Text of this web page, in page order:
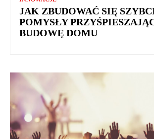
JAK ZBUDOWAĆ SIĘ
POMYSŁY
BUDOWĘ DOMU